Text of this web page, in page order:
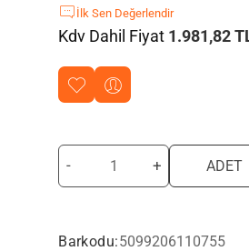
İlk Sen Değerlendir
Kdv Dahil Fiyat 1.981,82
- + ADET
Barkodu:5099206110755